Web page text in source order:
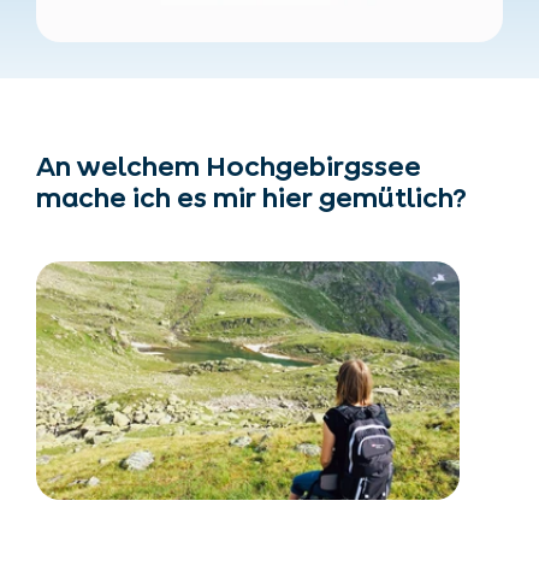
An welchem Hochgebirgssee
mache ich es mir hier gemütlich?